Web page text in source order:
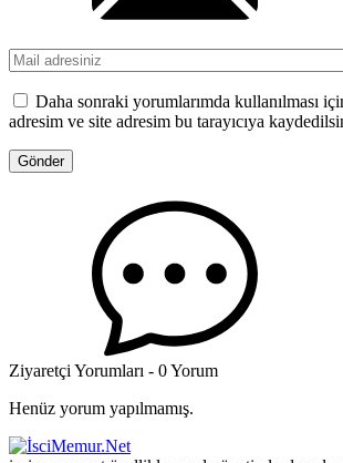
Daha sonraki yorumlarımda kullanılması
adresim ve site adresim bu tarayıcıya
Ziyaretçi Yorumları - 0 Yorum
Henüz yorum yapılmamış.